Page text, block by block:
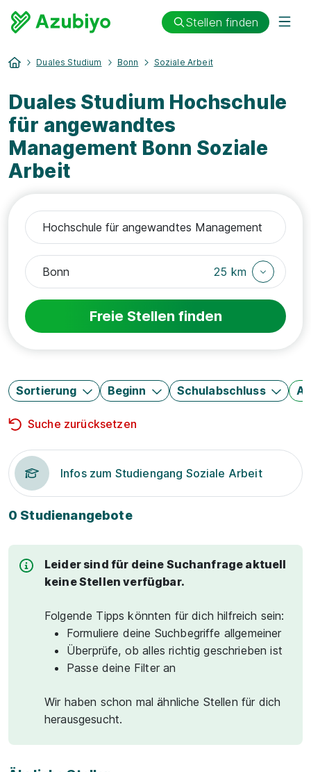
Stellen finden
Duales Studium Bonn Soziale Arbeit
Duales Studium Hochschule
für angewandtes
Management Bonn Soziale
Arbeit
25 km
Freie Stellen finden
Sortierung Beginn Schulabschluss
Suche zurücksetzen
Infos zum Studiengang Soziale Arbeit
0 Studienangebote
Leider sind für deine Suchanfrage aktuell
keine Stellen verfügbar.
Folgende Tipps könnten für dich hilfreich sein:
Formuliere deine Suchbegriffe allgemeiner
Überprüfe, ob alles richtig geschrieben ist
Passe deine Filter an
Wir haben schon mal ähnliche Stellen für dich
herausgesucht.